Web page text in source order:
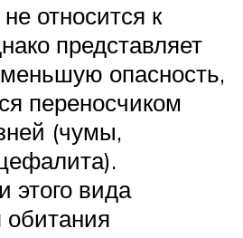
относится к
представляет
опасность,
переносчиком
(чумы,
этого вида